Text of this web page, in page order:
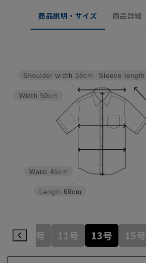
商品説明・サイズ 商品詳細
Sleeve length
Length 69cm
Waist 45cm
Width 50cm
Shoulder width 38cm
7号 9号 11号 13号 15号